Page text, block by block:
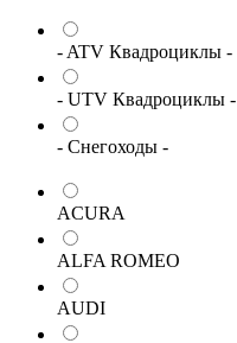
- ATV Квадроциклы -
- UTV Квадроциклы -
- Снегоходы -
ACURA
ALFA ROMEO
AUDI